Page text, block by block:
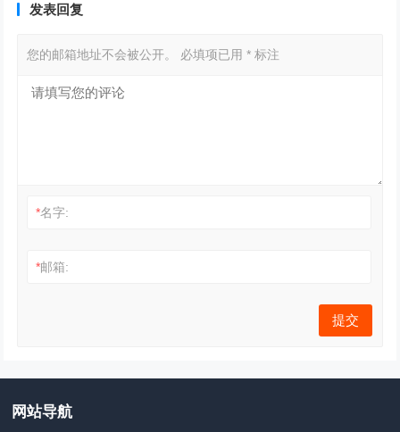
发表回复
您的邮箱地址不会被公开。 必填项已用* 标注
*名字:
*邮箱:
网站导航